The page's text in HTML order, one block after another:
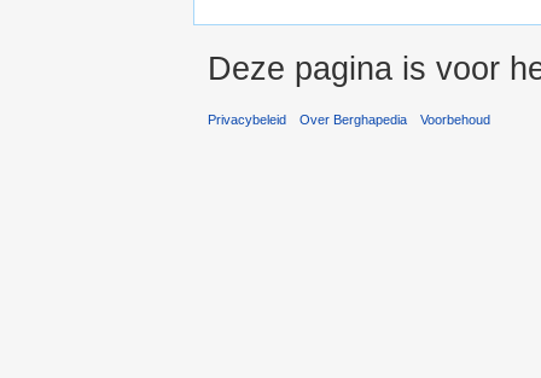
Deze pagina is voor
Privacybeleid Over Berghapedia Voorbehoud